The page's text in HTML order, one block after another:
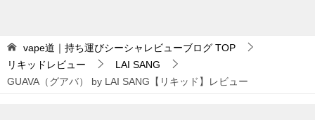
vape道｜持ち運びシーシャレビューブログ TOP
リキッドレビュー
LAI SANG
GUAVA（グアバ） by LAI SANG【リキッド】レビュー